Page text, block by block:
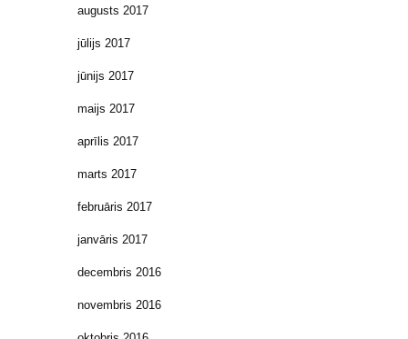
augusts 2017
jūlijs 2017
jūnijs 2017
maijs 2017
aprīlis 2017
marts 2017
februāris 2017
janvāris 2017
decembris 2016
novembris 2016